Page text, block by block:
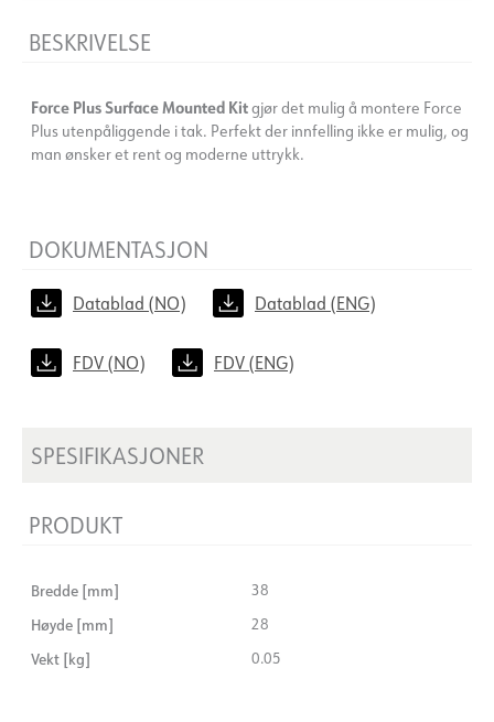
BESKRIVELSE
Force Plus Surface Mounted Kitgjør det mulig å montere Force
Plus utenpåliggende i tak. Perfekt der innfelling ikke er mulig, og
man ønsker et rent og moderne uttrykk.
DOKUMENTASJON
Datablad (NO) Datablad (ENG)
FDV (NO) FDV (ENG)
SPESIFIKASJONER
PRODUKT
Bredde [mm] 38
Høyde [mm] 28
Vekt [kg] 0.05